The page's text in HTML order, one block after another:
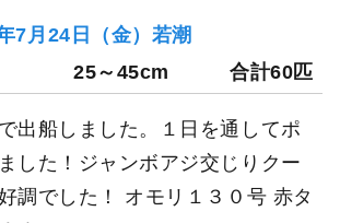
7月24日（金）若潮
25～45cm 合計60匹
出船しました。１日を通してポ
した！ジャンボアジ交じりクー
調でした！ オモリ１３０号 赤タ